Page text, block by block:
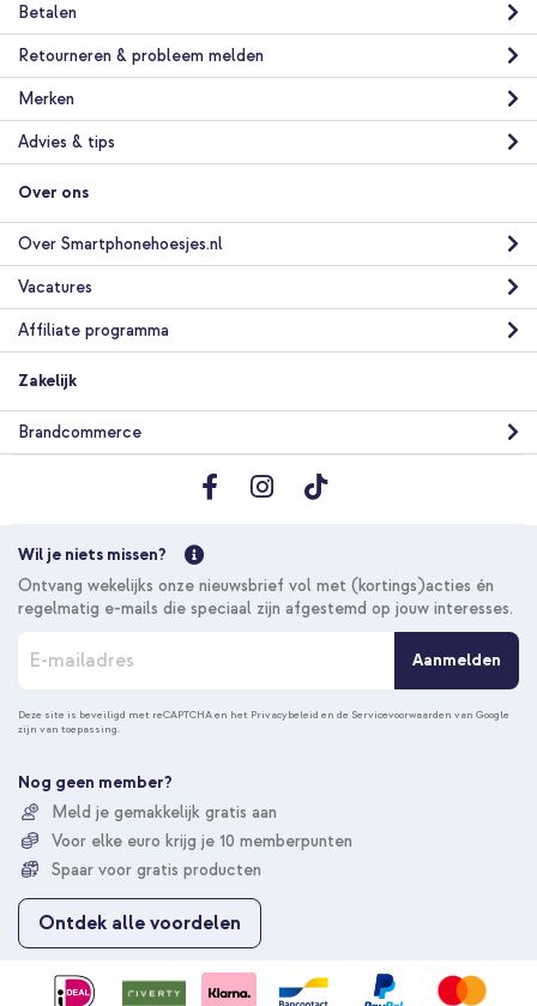
Betalen
Retourneren & probleem melden
Merken
Advies & tips
Over ons
Over Smartphonehoesjes.nl
Vacatures
Affiliate programma
Zakelijk
Brandcommerce
Wil je niets missen?
Ontvang wekelijks onze nieuwsbrief vol met (kortings)acties én
regelmatig e-mails die speciaal zijn afgestemd op jouw interesses.
n
n
e
u
o
p
o
z
Aanmelden
Deze site is beveiligd met reCAPTCHA en het Privacybeleid en de Servicevoorwaarden van Google
zijn van toepassing.
Nog geen member?
Meld je gemakkelijk gratis aan
Voor elke euro krijg je 10 memberpunten
Spaar voor gratis producten
Ontdek alle voordelen